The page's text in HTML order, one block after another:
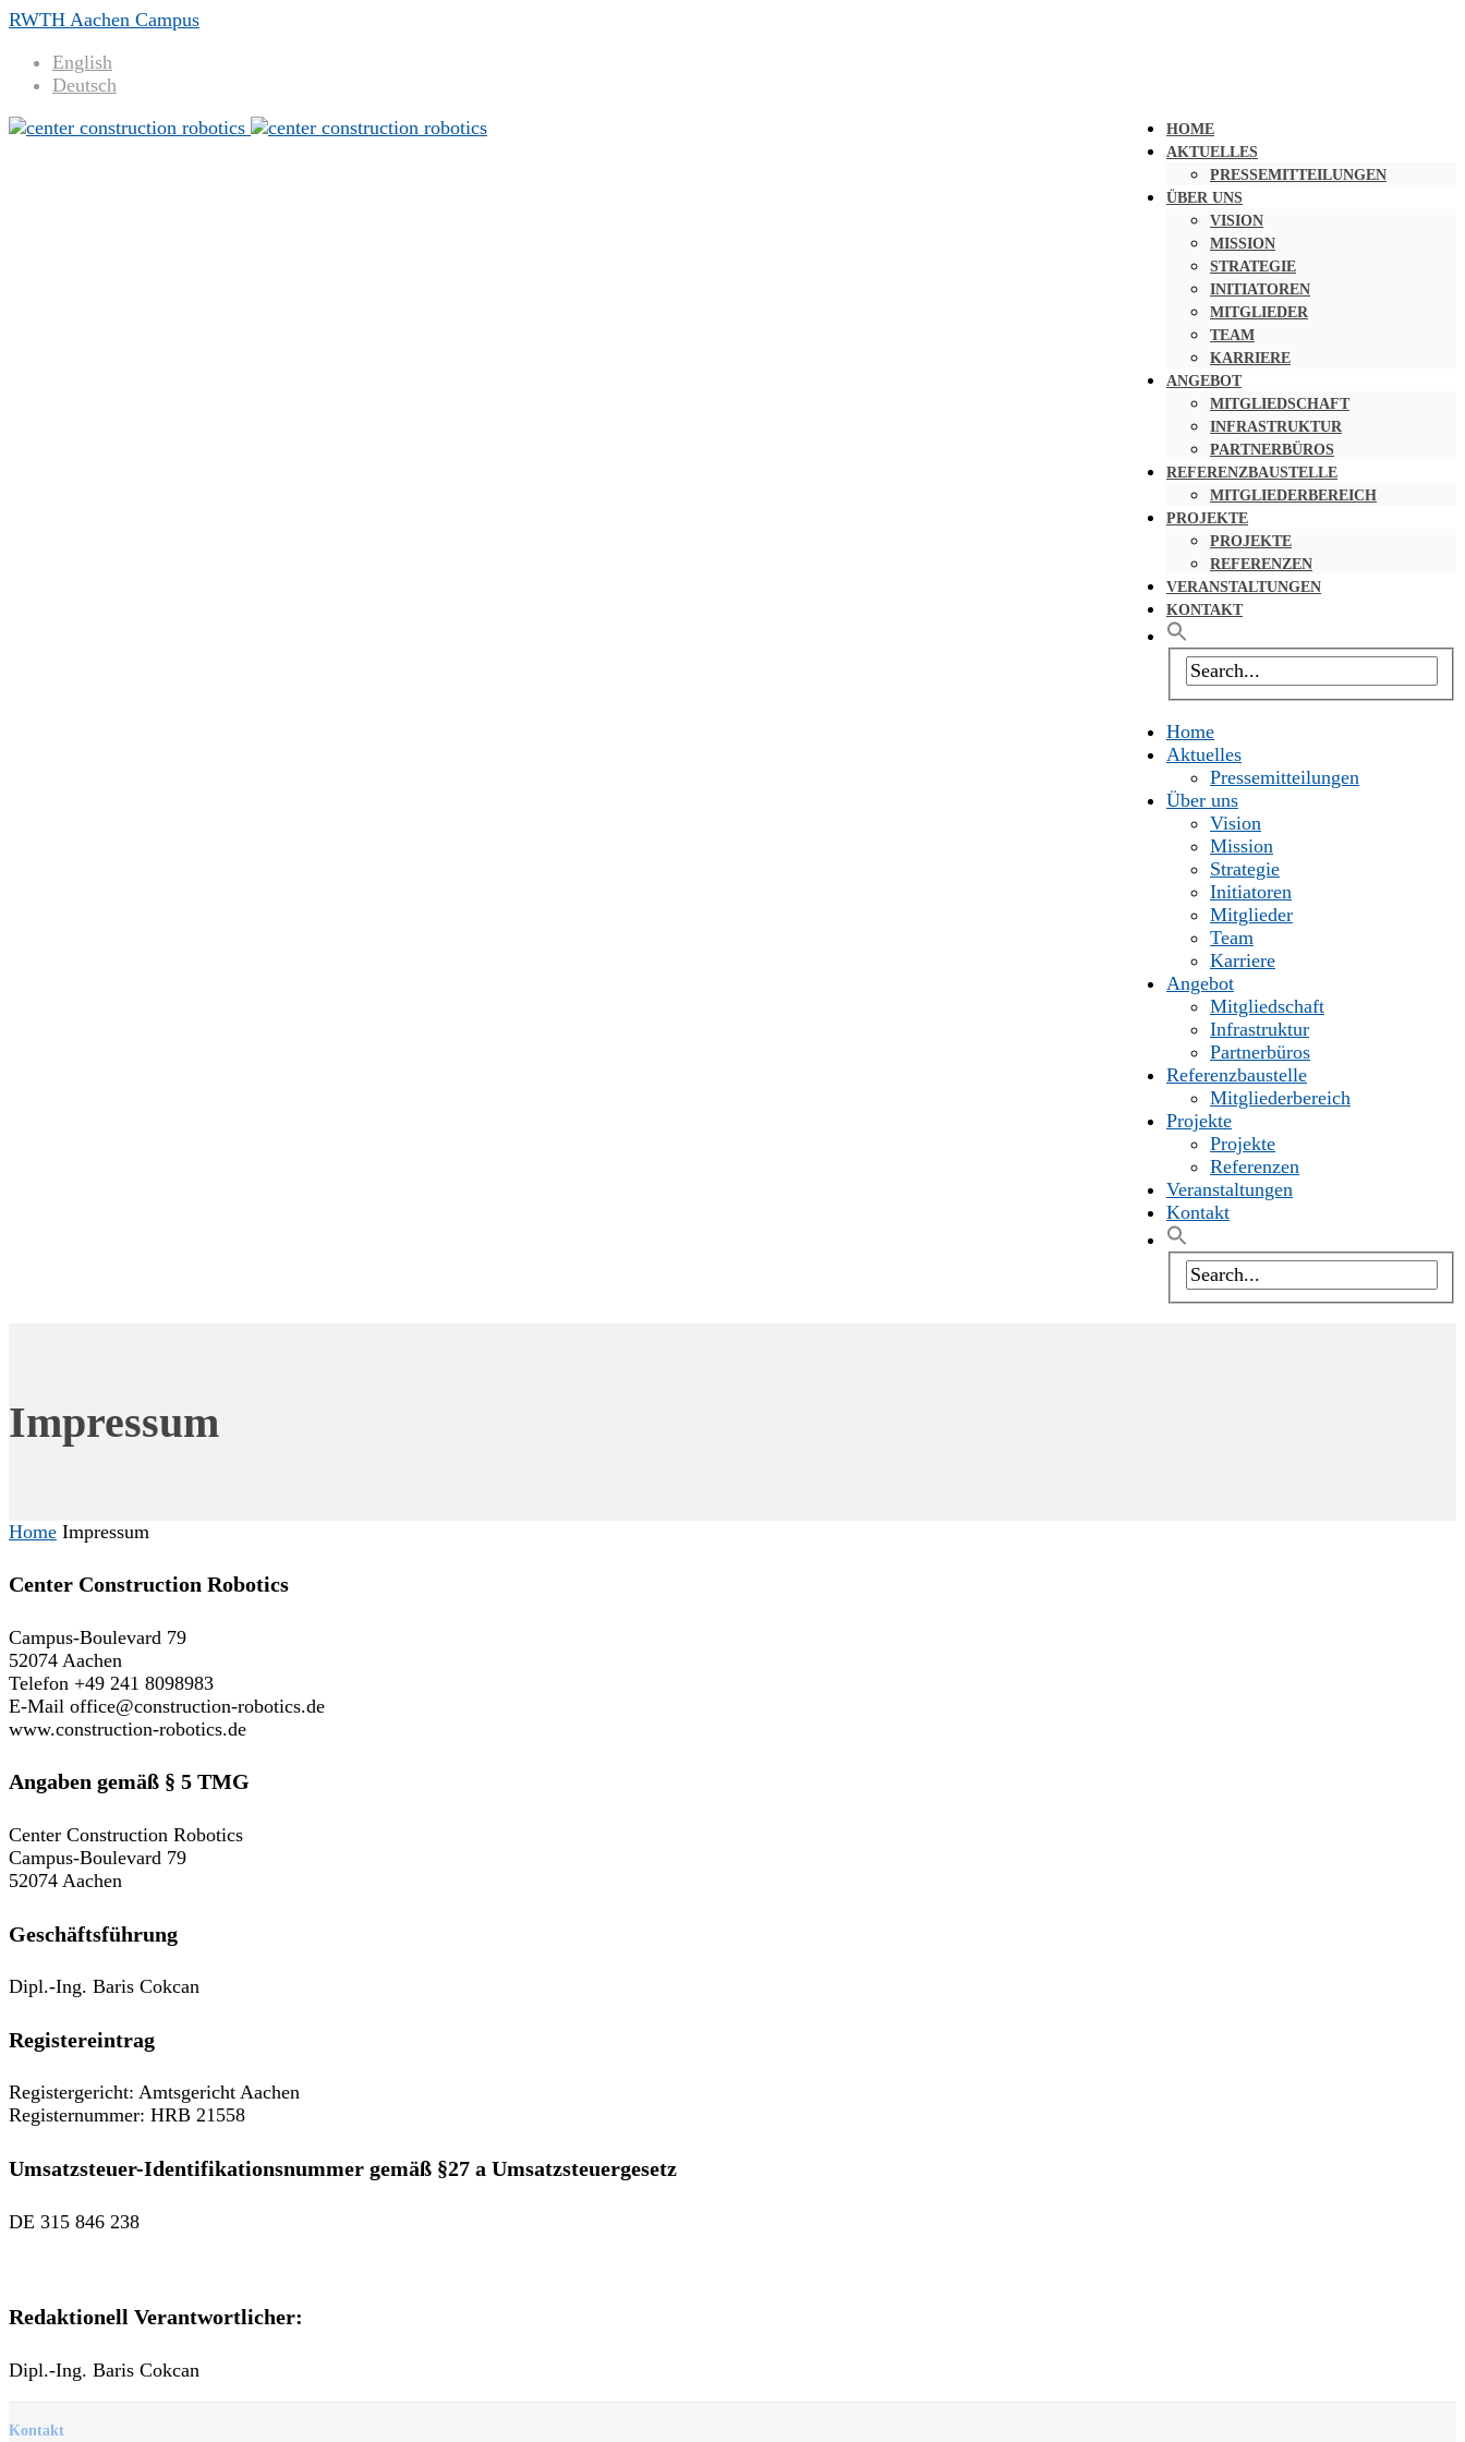
RWTH Aachen Campus
English
Deutsch
HOME
AKTUELLES
PRESSEMITTEILUNGEN
ÜBER UNS
VISION
MISSION
STRATEGIE
INITIATOREN
MITGLIEDER
TEAM
KARRIERE
ANGEBOT
MITGLIEDSCHAFT
INFRASTRUKTUR
PARTNERBÜROS
REFERENZBAUSTELLE
MITGLIEDERBEREICH
PROJEKTE
PROJEKTE
REFERENZEN
VERANSTALTUNGEN
KONTAKT
Home
Aktuelles
Pressemitteilungen
Über uns
Vision
Mission
Strategie
Initiatoren
Mitglieder
Team
Karriere
Angebot
Mitgliedschaft
Infrastruktur
Partnerbüros
Referenzbaustelle
Mitgliederbereich
Projekte
Projekte
Referenzen
Veranstaltungen
Kontakt
Impressum
Home Impressum
Center Construction Robotics
Campus-Boulevard 79
52074 Aachen
Telefon +49 241 8098983
E-Mail office@construction-robotics.de
www.construction-robotics.de
Angaben gemäß § 5 TMG
Center Construction Robotics
Campus-Boulevard 79
52074 Aachen
Geschäftsführung
Dipl.-Ing. Baris Cokcan
Registereintrag
Registergericht: Amtsgericht Aachen
Registernummer: HRB 21558
Umsatzsteuer-Identifikationsnummer gemäß §27 a Umsatzsteuergesetz
DE 315 846 238
Redaktionell Verantwortlicher:
Dipl.-Ing. Baris Cokcan
Kontakt